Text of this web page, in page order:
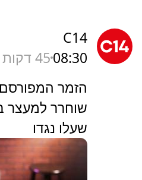
C14
08:3045 דקות
הזמר
שוחרר למעצר
שעלו נגדו